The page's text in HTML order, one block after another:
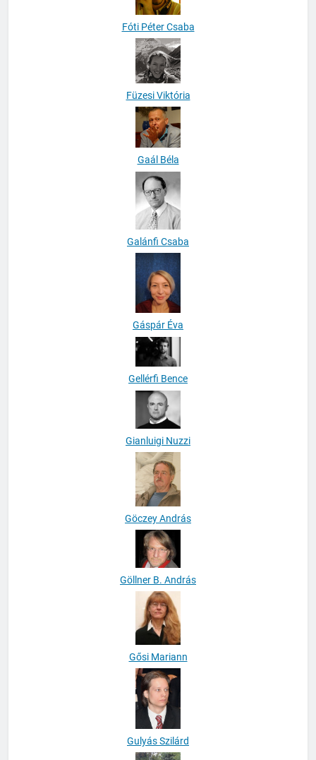
Fóti Péter Csaba
Füzesi Viktória
Gaál Béla
Galánfi Csaba
Gáspár Éva
Gellérfi Bence
Gianluigi Nuzzi
Göczey András
Göllner B. András
Gősi Mariann
Gulyás Szilárd